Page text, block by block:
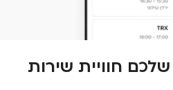
חוויית שירות